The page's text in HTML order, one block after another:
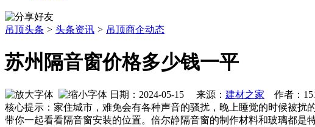
吊顶头条 > 头条资讯 > 吊顶商企动态
苏州隔音窗价格多少钱一平
日期：2024-05-15 来源： 建材之家 作者：
核心提示：家住城市，难免会有各种声音的骚扰，晚上睡觉的时候被
带你一起看看隔音窗安装的位置。倍尔静隔音窗的制作材料和玻璃都